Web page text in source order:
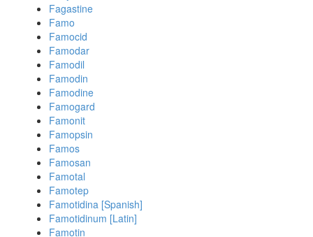
Fagastine
Famo
Famocid
Famodar
Famodil
Famodin
Famodine
Famogard
Famonit
Famopsin
Famos
Famosan
Famotal
Famotep
Famotidina [Spanish]
Famotidinum [Latin]
Famotin